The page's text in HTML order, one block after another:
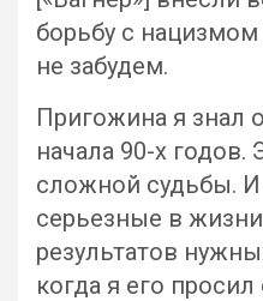
борьбу с
не забудем.
Пригожина я знал
начала 90-х
сложной судьбы.
серьезные в
результатов
когда я его